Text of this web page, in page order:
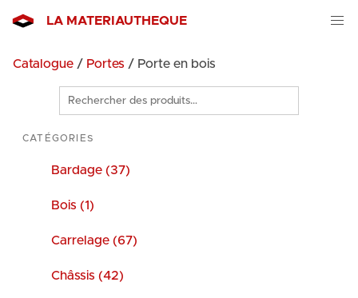
LA MATERIAUTHEQUE
Catalogue / Portes / Porte en bois
Rechercher
des
produits
CATÉGORIES
Bardage (37)
Bois (1)
Carrelage (67)
Châssis (42)